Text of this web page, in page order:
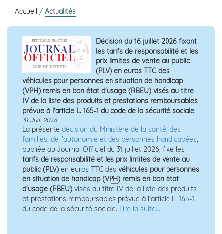
Accueil / Actualités
Décision du 16 juillet 2026 fixant
les tarifs de responsabilité et les
prix limites de vente au public
(PLV) en euros TTC des
véhicules pour personnes en situation de handicap
(VPH) remis en bon état d'usage (RBEU) visés au titre
IV de la liste des produits et prestations remboursables
prévue à l'article L. 165-1 du code de la sécurité sociale
31 Juil. 2026
La présente décision du Ministère de la santé, des
familles, de l'autonomie et des personnes handicapées,
publiée au Journal Officiel du 31 juillet 2026, fixe les
tarifs de responsabilité et les prix limites de vente au
public (PLV) en euros TTC des véhicules pour personnes
en situation de handicap (VPH) remis en bon état
d'usage (RBEU) visés au titre IV de la liste des produits
et prestations remboursables prévue à l'article L. 165-1
du code de la sécurité sociale. Lire la suite...